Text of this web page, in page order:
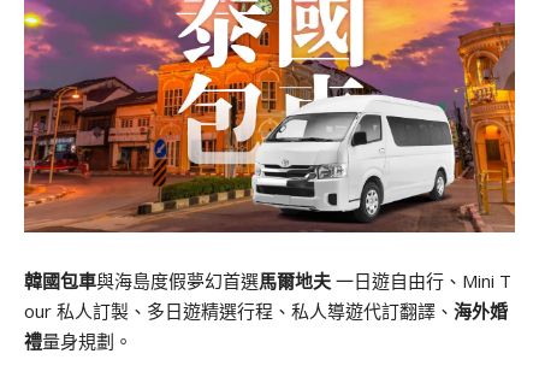
韓國包車與海島度假夢幻首選馬爾地夫 一日遊自由行、Mini T
our 私人訂製、多日遊精選行程、私人導遊代訂翻譯、 海外婚
禮量身規劃。